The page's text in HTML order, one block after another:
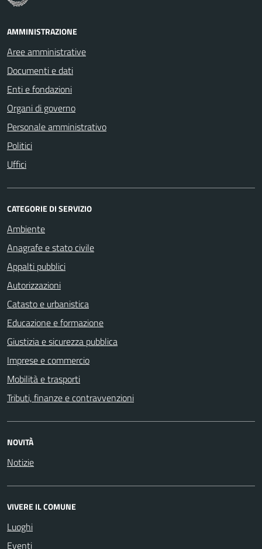
AMMINISTRAZIONE
Aree amministrative
Documenti e dati
Enti e fondazioni
Organi di governo
Personale amministrativo
Politici
Uffici
CATEGORIE DI SERVIZIO
Ambiente
Anagrafe e stato civile
Appalti pubblici
Autorizzazioni
Catasto e urbanistica
Educazione e formazione
Giustizia e sicurezza pubblica
Imprese e commercio
Mobilità e trasporti
Tributi, finanze e contravvenzioni
NOVITÀ
Notizie
VIVERE IL COMUNE
Luoghi
Eventi